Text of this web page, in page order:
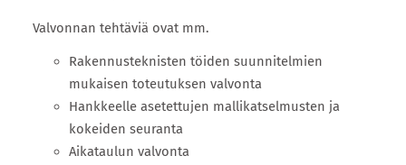
Valvonnan tehtäviä ovat mm.
Rakennusteknisten töiden suunnitelmien
mukaisen toteutuksen valvonta
Hankkeelle asetettujen mallikatselmusten ja
kokeiden seuranta
Aikataulun valvonta